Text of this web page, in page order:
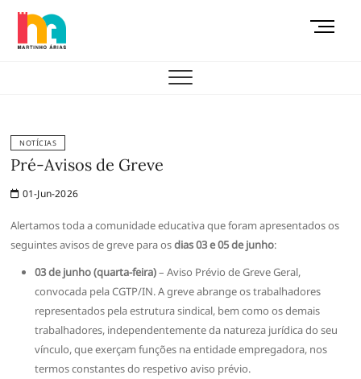
Skip
content
M
NOTÍCIAS
Pré-Avisos de Greve
01-Jun-2026
Alertamos toda a comunidade educativa que foram apresentados os
seguintes avisos de greve para osdias 03 e 05 de junho:
03 de junho (quarta-feira)– Aviso Prévio de Greve Geral,
convocada pela CGTP/IN. A greve abrange os trabalhadores
representados pela estrutura sindical, bem como os demais
trabalhadores, independentemente da natureza jurídica do seu
vínculo, que exerçam funções na entidade empregadora, nos
termos constantes do respetivo aviso prévio.